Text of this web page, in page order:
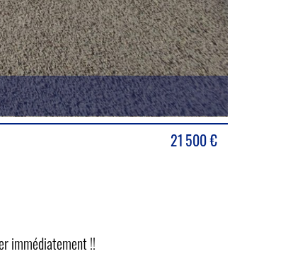
21 500€
immédiatement !!